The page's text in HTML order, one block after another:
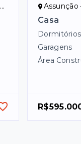
Assunção -
Casa
Dormitórios
Garagens
Área